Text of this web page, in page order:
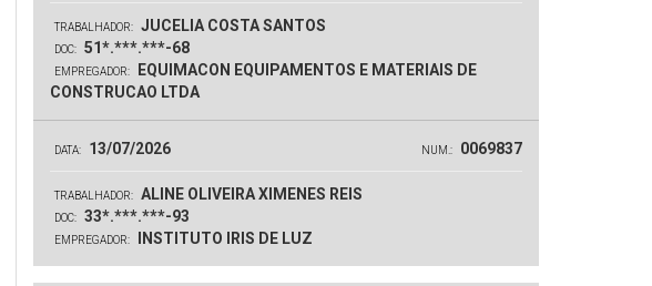
TRABALHADOR: JUCELIA COSTA SANTOS
DOC: 51*.***.***-68
EMPREGADOR:
EQUIMACON EQUIPAMENTOS E MATERIAIS DE
CONSTRUCAO LTDA
DATA: 13/07/2026 NUM.: 0069837
TRABALHADOR: ALINE OLIVEIRA XIMENES REIS
DOC: 33*.***.***-93
EMPREGADOR: INSTITUTO IRIS DE LUZ